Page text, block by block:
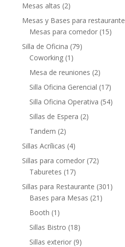
Mesas altas (2)
Mesas y Bases para restaurante
Mesas para comedor (15)
Silla de Oficina (79)
Coworking (1)
Mesa de reuniones (2)
Silla Oficina Gerencial (17)
Silla Oficina Operativa (54)
Sillas de Espera (2)
Tandem (2)
Sillas Acrílicas (4)
Sillas para comedor (72)
Taburetes (17)
Sillas para Restaurante (301)
Bases para Mesas (21)
Booth (1)
Sillas Bistro (18)
Sillas exterior (9)